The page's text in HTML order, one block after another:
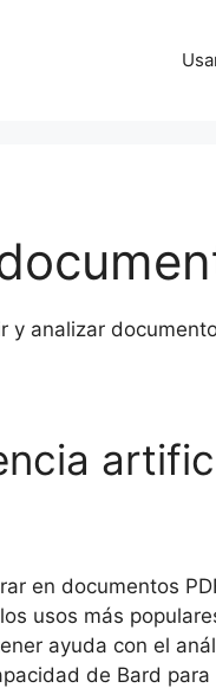
y analizar
en documentos
usos más
ayuda con el
de Bard